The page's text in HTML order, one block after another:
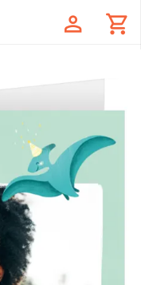
profile shopping_cart